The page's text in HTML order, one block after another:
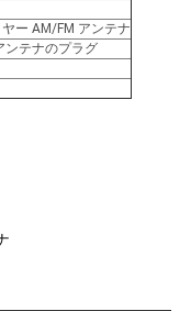
ー AM/FM アンテナ
ンテナのプラグ